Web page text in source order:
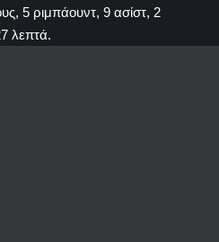
5 ριμπάουντ, 9 ασίστ, 2
λεπτά.